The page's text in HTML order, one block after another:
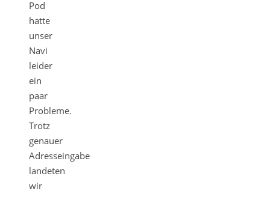
Pod
hatte
unser
Navi
leider
ein
paar
Probleme.
Trotz
genauer
Adresseingabe
landeten
wir